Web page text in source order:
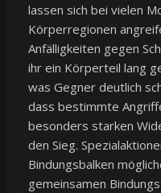
lassen sich bei vielen
Körperregionen
Anfälligkeiten gegen
ihr ein Körperteil lang
was Gegner deutlich
dass bestimmte
besonders starken
den Sieg.
Bindungsbalken
gemeinsamen